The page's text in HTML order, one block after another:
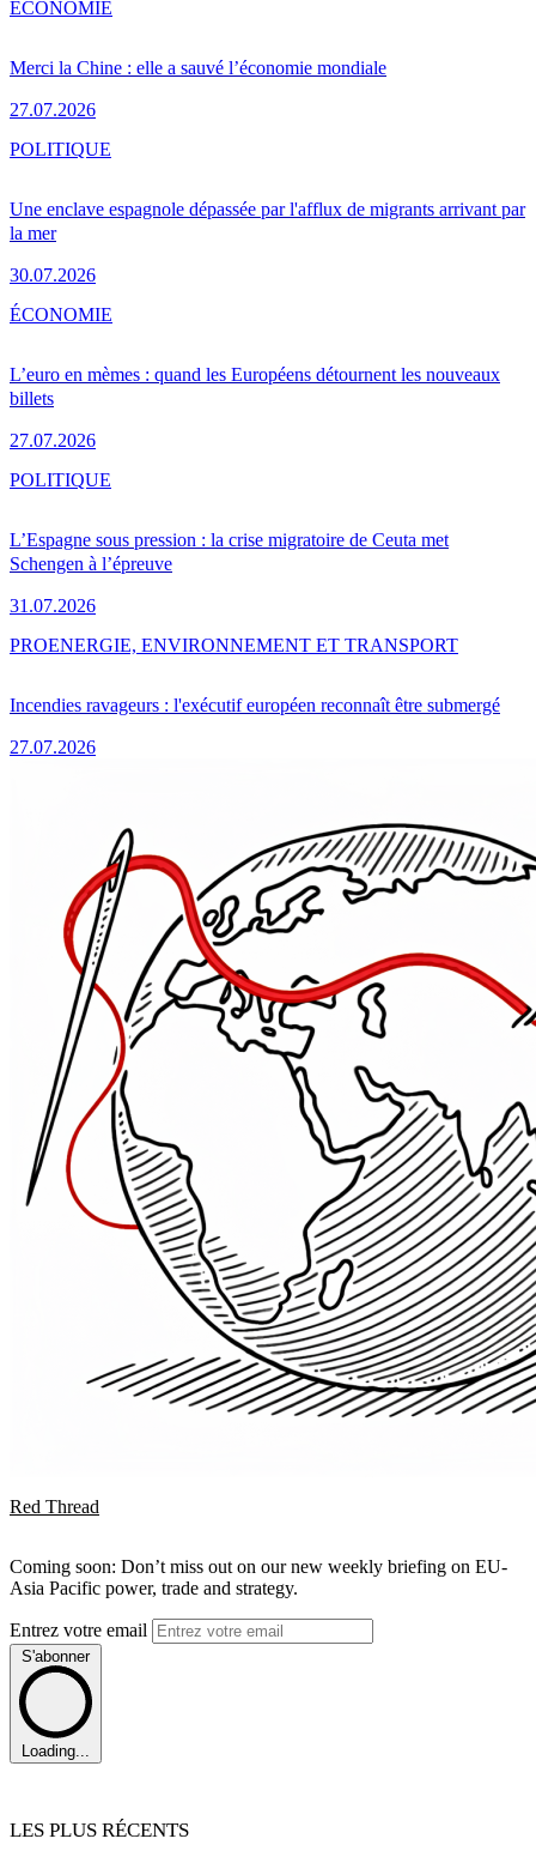
Merci la Chine : elle a sauvé l’économie mondiale
27.07.2026
ÉCONOMIE
Une enclave espagnole dépassée par l'afflux de migrants arrivant par
la mer
30.07.2026
POLITIQUE
L’euro en mèmes : quand les Européens détournent les nouveaux
billets
27.07.2026
ÉCONOMIE
L’Espagne sous pression : la crise migratoire de Ceuta met
Schengen à l’épreuve
31.07.2026
POLITIQUE
Incendies ravageurs : l'exécutif européen reconnaît être submergé
27.07.2026
PROENERGIE, ENVIRONNEMENT ET TRANSPORT
Red Thread
Coming soon: Don’t miss out on our new weekly briefing on EU-
Asia Pacific power, trade and strategy.
Entrez votre email
S'abonner
Loading...
LES PLUS RÉCENTS